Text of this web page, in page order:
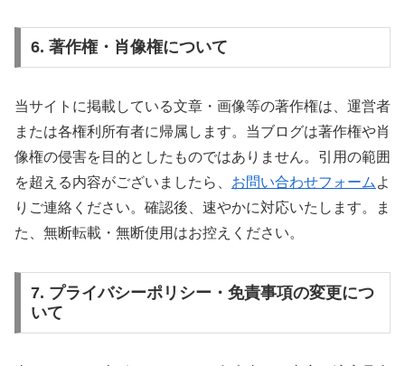
6. 著作権・肖像権について
当サイトに掲載している文章・画像等の著作権は、運営者
または各権利所有者に帰属します。当ブログは著作権や肖
像権の侵害を目的としたものではありません。引用の範囲
を超える内容がございましたら、 お問い合わせフォームよ
りご連絡ください。確認後、速やかに対応いたします。ま
た、無断転載・無断使用はお控えください。
7. プライバシーポリシー・免責事項の変更につ
いて